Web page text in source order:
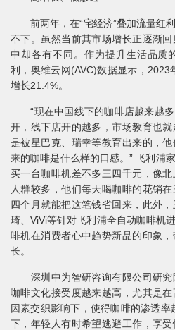
前两年，在“宅经济”叠加流量红
不下。虽然当前其市场增长正逐渐
中却各有不同。作为提升生活品质
利，奥维云网(AVC)数据显示，
增长21.4%。
“现在中国线下的咖啡店越来越多
开，线下店开的越多，市场教育也
是被星巴克、瑞幸等教育出来的，
来的咖啡是什么样的口感。” 飞利浦
买一台咖啡机差不多三四千元，像
人群较多，他们每天喝咖啡的花销
四个月就能把这笔钱省回来，此外
琦、ViVi等针对飞利浦全自动咖啡机
啡机在消费者心中趋势新品的印象
长。
深圳中为智研咨询有限公司研究
咖啡文化接受度越来越高，尤其是
因素交织影响下，使得咖啡的渗透率
下，年轻人有时希望逃避工作，享